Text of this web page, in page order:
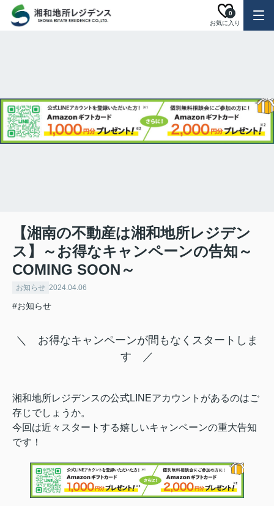
お気に入り
0
【湘南の不動産は湘和地所レジデン
ス】～お得なキャンペーンの告知～
COMING SOON～
お知らせ 2024.04.06
#お知らせ
＼ お得なキャンペーンが間もなくスタートしま
す ／
湘和地所レジデンスの公式LINEアカウントがあるのはご
存じでしょうか。
今回は近々スタートする嬉しいキャンペーンの重大告知
です！